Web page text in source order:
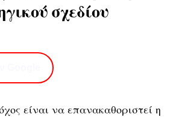
σχεδίου
είναι να επανακαθοριστεί η